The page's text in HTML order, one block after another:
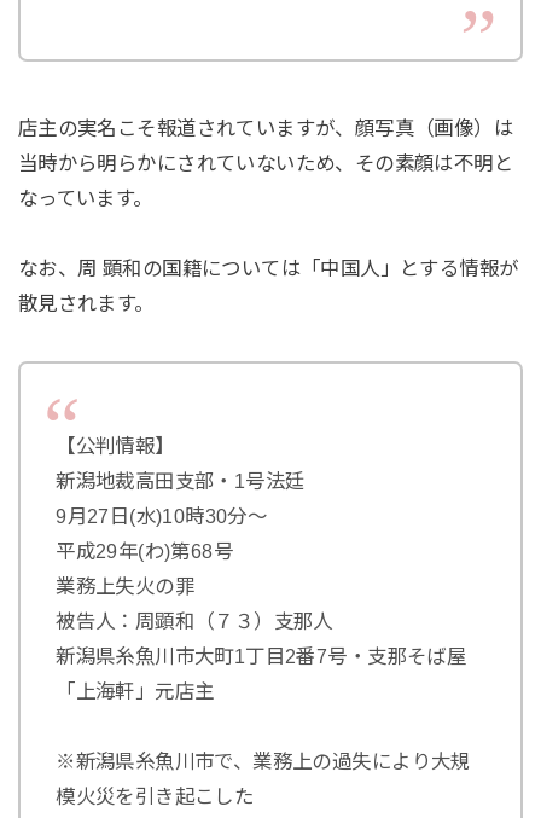
店主の実名こそ報道されていますが、顔写真（画像）は
当時から明らかにされていないため、その素顔は不明と
なっています。
なお、周 顕和の国籍については「中国人」とする情報が
散見されます。
【公判情報】
新潟地裁高田支部・1号法廷
9月27日(水)10時30分～
平成29年(わ)第68号
業務上失火の罪
被告人：周顕和（７３）支那人
新潟県糸魚川市大町1丁目2番7号・支那そば屋
「上海軒」元店主
※新潟県糸魚川市で、業務上の過失により大規
模火災を引き起こした